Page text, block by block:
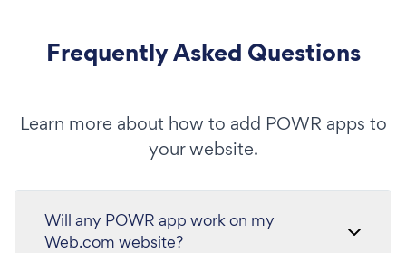
Frequently Asked Questions
Learn more about how to add POWR apps to
your website.
Will any POWR app work on my
Web.com website?